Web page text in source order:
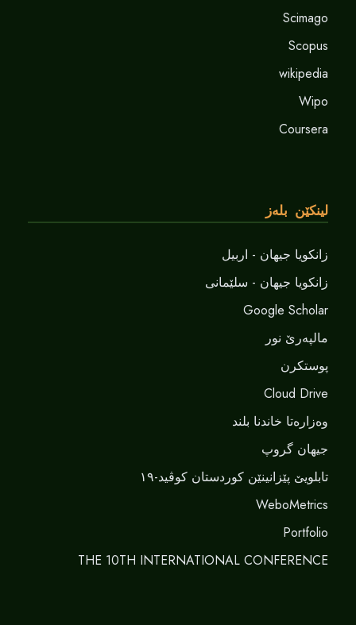
Scimago
Scopus
wikipedia
Wipo
Coursera
لینکێن بلەز
زانکویا جیهان - اربیل
زانکویا جیهان - سلێمانی
Google Scholar
مالپەرێ نور
پوستکرن
Cloud Drive
وەزارەتا خاندنا بلند
جیهان گروپ
تابلویێ پێزانینێن کوردستان کوڤید-١٩
WeboMetrics
Portfolio
THE 10TH INTERNATIONAL CONFERENCE